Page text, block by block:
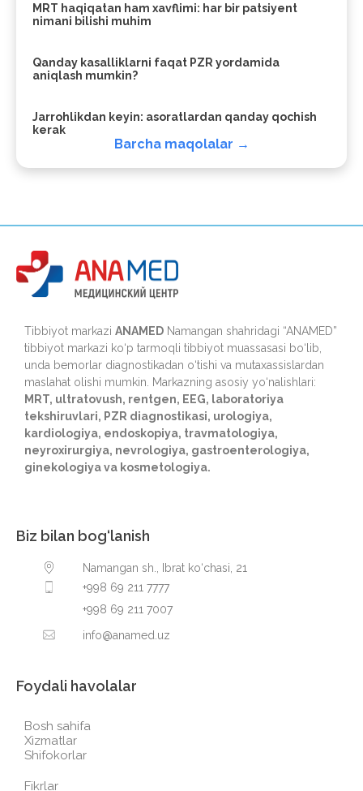
MRT haqiqatan ham xavflimi: har bir patsiyent
nimani bilishi muhim
Qanday kasalliklarni faqat PZR yordamida
aniqlash mumkin?
Jarrohlikdan keyin: asoratlardan qanday qochish
kerak
Barcha maqolalar →
Tibbiyot markazi ANAMED Namangan shahridagi “ANAMED”
tibbiyot markazi ko‘p tarmoqli tibbiyot muassasasi bo‘lib,
unda bemorlar diagnostikadan o‘tishi va mutaxassislardan
maslahat olishi mumkin. Markazning asosiy yo‘nalishlari:
MRT, ultratovush, rentgen, EEG, laboratoriya
tekshiruvlari, PZR diagnostikasi, urologiya,
kardiologiya, endoskopiya, travmatologiya,
neyroxirurgiya, nevrologiya, gastroenterologiya,
ginekologiya va kosmetologiya.
Biz bilan bog‘lanish
Namangan sh., Ibrat ko‘chasi, 21
+998 69 211 7777
+998 69 211 7007
info@anamed.uz
Foydali havolalar
Bosh sahifa
Xizmatlar
Shifokorlar
Fikrlar